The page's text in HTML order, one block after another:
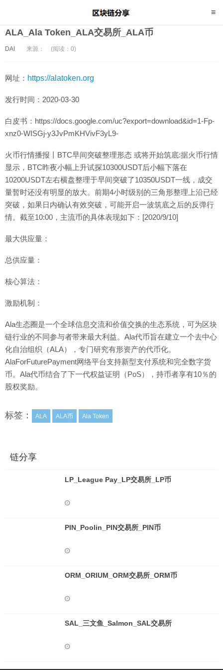
ALA_Ala Token_ALA交易所_ALA币
DAI 来源： (阅读：0)
网址： https://alatoken.org
发行时间：2020-03-30
白皮书：https://docs.google.com/uc?export=download&id=1-Fp-
xnz0-WISGj-y3JvPmKHVivF3yL9-
火币行情播报丨BTC早间突破整理形态 或将开始筑底:据火币行情
显示，BTC昨夜小幅上升试探10300USDT后小幅下落在
10200USDT左右横盘整理于早间突破了10350USDT一线，成交
量暂时还没有明显的放大。前期4小时级别的三角形整理上沿已经
突破，如果日内确认有效突破，可能开启一波筑底之后的反弹行
情。截至10:00，主流币的具体表现如下：[2020/9/10]
最大供应量：
总供应量：
核心算法：
激励机制：
Ala生态圈是一个全球信息交流和价值交换的生态系统，可为区块
链行业的不同参与者带来最大利益。Ala代币旨在建立一个去中心
化自治组织（ALA），专门研究有形资产的代币化。
AlaForFuturePayment网络平台支持新型支付系统和完全数字货
币。Ala代币结合了下一代权益证明（PoS），持币者享有10％的
股权奖励。
标签： ALA ALA币 Ala Token
链分享
LP_League Pay_LP交易所_LP币
PIN_Poolin_PIN交易所_PIN币
ORM_ORIUM_ORM交易所_ORM币
SAL_三文鱼_Salmon_SAL交易所